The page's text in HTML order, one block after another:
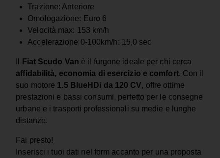
Trazione: Anteriore
Omologazione: Euro 6
Velocità max: 153 km/h
Accelerazione 0-100km/h: 15,0 sec
Fiat Scudo Van è il furgone ideale per chi cerca
affidabilità, economia di esercizio e comfort. Con il
suo motore 1.5 BlueHDi da 120 CV, offre ottime
prestazioni e bassi consumi, perfetto per le consegne
urbane e i trasporti professionali su medie e lunghe
distanze.
Fai presto!
Inserisci i tuoi dati nel form accanto per una proposta